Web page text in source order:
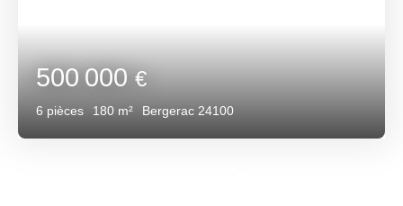
500 000€
6 pièces 180 m² Bergerac 24100